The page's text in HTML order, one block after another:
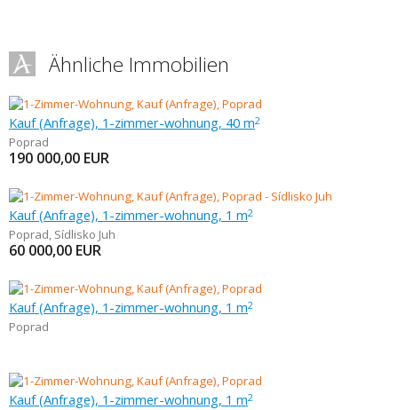
Ähnliche Immobilien
Kauf (Anfrage), 1-zimmer-wohnung, 40 m2
Poprad
190 000,00 EUR
Kauf (Anfrage), 1-zimmer-wohnung, 1 m2
Poprad, Sídlisko Juh
60 000,00 EUR
Kauf (Anfrage), 1-zimmer-wohnung, 1 m2
Poprad
Kauf (Anfrage), 1-zimmer-wohnung, 1 m2